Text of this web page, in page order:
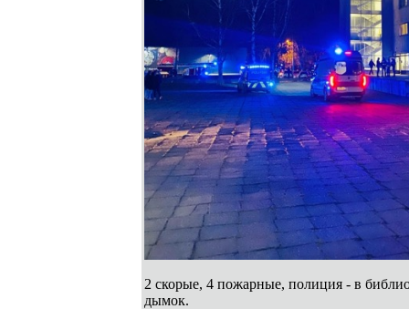
2 скорые, 4 пожарные, полиция - в
дымок.